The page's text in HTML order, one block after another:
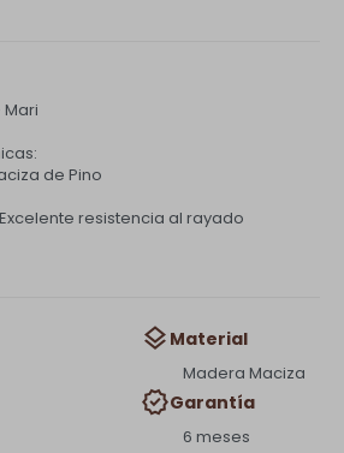
de Pino
resistencia al rayado
Material
Madera Maciza
Garantía
6 meses